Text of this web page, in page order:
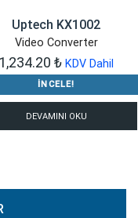
Uptech KX1002
Video Converter
1,234.20 ₺ KDV Dahil
İNCELE!
DEVAMINI OKU